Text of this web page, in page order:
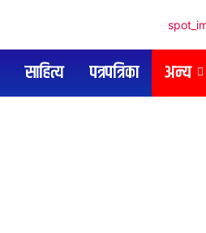
साहित्य पत्रपत्रिका अन्य